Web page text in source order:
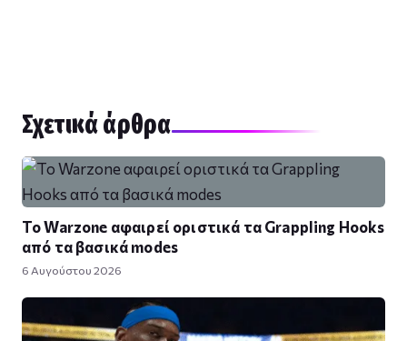
Σχετικά άρθρα
Το Warzone αφαιρεί οριστικά τα Grappling Hooks
από τα βασικά modes
6 Αυγούστου 2026